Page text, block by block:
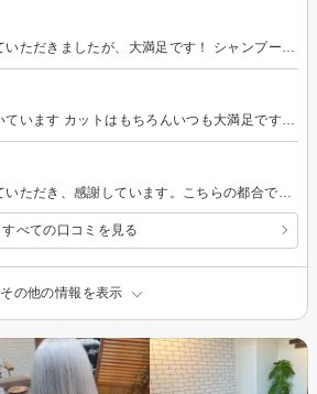
いつもカットしていただいています カットはもちろんいつも大満足です プラスして楽しく過ごさせていただいて、 気づいたらカットからドライヤーへ 楽しいお話いつもありがとうございます またお世話になります
すべての口コミを見る
その他の情報を表示